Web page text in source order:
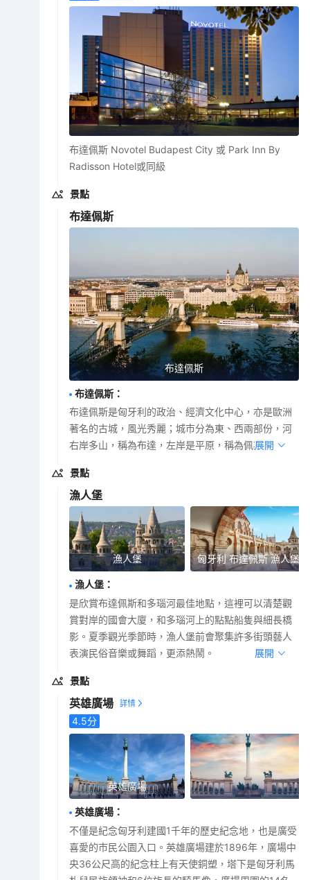
布達佩斯 Novotel Budapest City 或 Park Inn By
Radisson Hotel或同級
景點
布達佩斯
布達佩斯
布達佩斯 ：
布達佩斯是匈牙利的政治、經濟文化中心，亦是歐洲
著名的古城，風光秀麗；城市分為東、西兩部份，河
右岸多山，稱為布達，左岸是平原，稱為佩斯。
展開
景點
漁人堡
漁人堡 匈牙利 布達佩斯 漁人堡
漁人堡 ：
是欣賞布達佩斯和多瑙河最佳地點，這裡可以清楚觀
賞對岸的國會大廈，和多瑙河上的點點船隻與細長橋
影。夏季觀光季節時，漁人堡前會聚集許多街頭藝人
表演民俗音樂或舞蹈，更添熱鬧。
展開
景點
英雄廣場
4.5分
英雄廣場
英雄廣場 ：
不僅是紀念匈牙利建國1千年的歷史紀念地，也是廣受
喜愛的市民公園入口。英雄廣場建於1896年，廣場中
央36公尺高的紀念柱上有天使銅塑，塔下是匈牙利馬